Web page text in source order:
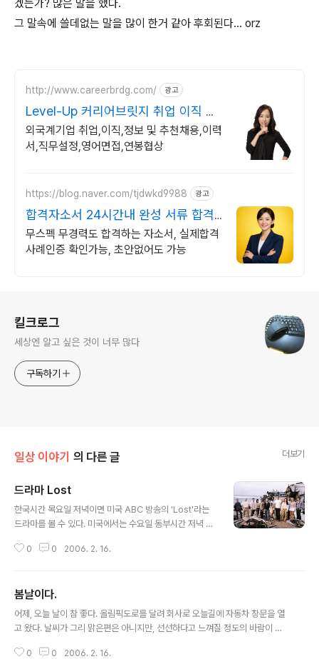
겠는가? 많은 말을 했다.
그 말속에 쓸데없는 말을 많이 한거 같아 후회된다... orz
http://www.careerbrdg.com/ 광고
Level-Up 커리어브릿지 취업 이직 직
무설정
외국계기업 취업,이직,정보 및 추천채용,이력
서,직무설정,영어면접,연봉협상
https://blog.naver.com/tjdwkd9988 광고
합격자소서 24시간내 완성 서류 합격
의 비밀
무스펙 무경력도 합격하는 자소서, 실제합격
사례인증 확인가능, 초안없어도 가능
킬크로그
세상엔 알고 싶은 것이 너무 많다
구독하기
일상 이야기 의 다른 글 더보기
드라마 Lost
한국시간 목요일 저녁이면 미국 ABC 방송의 'Lost'라는
드라마를 볼 수 있다. 미국에서는 수요일 동부시간 저녁 8
보았다. 늘 그렇지만 뭔가 기대되는 결과를 보고 싶지만 늘
곳 저곳에서 이 드라마에 대해 많은 얘기를 하는데, 요즘 대
부분의 소리는 이제 너무 지겹다는 것이다. 극 전개가 너무
느려져 버렸다는 의견이 지배적이다. 그래도 하나씩 하나
다. 어쩌면 국내 드라마와 달리 전개가 느린것에 불만이 있
0 0 2006. 2. 16.
봄날이다.
어제, 오늘 날이 참 좋다. 올림픽도로를 달려 회사로 오늘길에 자동차 창문을 열
고 왔다. 날씨가 그리 맑은편은 아니지만, 선선하다고 느껴질 정도의 바람이 분
년째 서울의 봄을 맞이하면서 7년전에 느꼈던 기분을 느껴본다. 봄은 늘 따뜻하
0 0 2006. 2. 16.